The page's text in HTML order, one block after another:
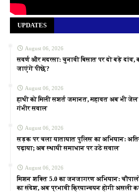
UPDATES
August 06, 2026
सवर्ण और मदरसा: चुनावी बिसात पर दो बड़े दांव,
जाएंगे पीछे?
August 06, 2026
हाथी को मिली सशर्त जमानत, महावत अब भी
गंभीर सवाल
August 06, 2026
सड़क पर चला यातायात पुलिस का अभियान:
पढ़ाया; अब स्थायी समाधान पर उठे सवाल
August 06, 2026
मिशन शक्ति 5.0 का जनजागरण अभियान:
का संदेश, अब प्रभावी क्रियान्वयन होगी असली